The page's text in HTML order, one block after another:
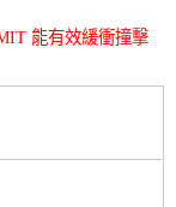
能有效緩衝撞擊
銀行、華南銀行、
銀行、華泰銀行、
聯邦銀行、遠東商
山銀行、凱基銀
安泰銀行、中國信